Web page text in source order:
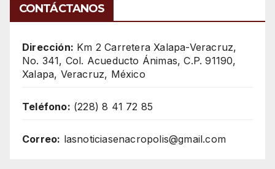
CONTÁCTANOS
Dirección: Km 2 Carretera Xalapa-Veracruz,
No. 341, Col. Acueducto Ánimas, C.P. 91190,
Xalapa, Veracruz, México
Teléfono: (228) 8 41 72 85
Correo: lasnoticiasenacropolis@gmail.com